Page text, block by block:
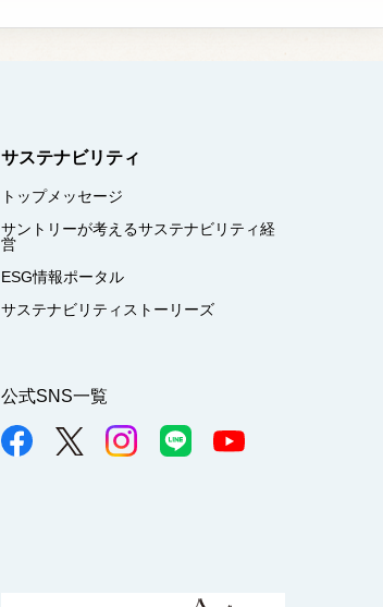
サステナビリティ
トップメッセージ
サントリーが考えるサステナビリティ経
営
ESG情報ポータル
サステナビリティストーリーズ
公式SNS一覧